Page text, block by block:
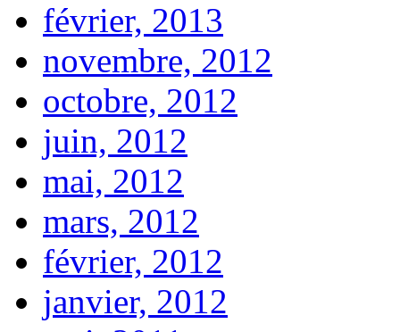
février, 2013
novembre, 2012
octobre, 2012
juin, 2012
mai, 2012
mars, 2012
février, 2012
janvier, 2012